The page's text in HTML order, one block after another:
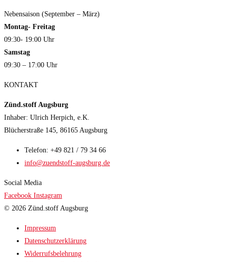
Nebensaison (September – März)
Montag- Freitag
09:30- 19:00 Uhr
Samstag
09:30 – 17:00 Uhr
KONTAKT
Zünd.stoff Augsburg
Inhaber: Ulrich Herpich, e.K.
Blücherstraße 145, 86165 Augsburg
Telefon: +49 821 / 79 34 66
info@zuendstoff-augsburg.de
Social Media
Facebook Instagram
© 2026 Zünd.stoff Augsburg
Impressum
Datenschutzerklärung
Widerrufsbelehrung